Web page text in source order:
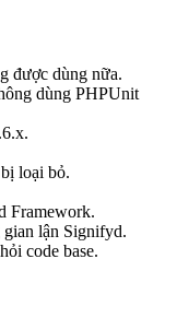
được dùng nữa.
dùng PHPUnit
loại bỏ.
Framework.
gian lận Signifyd.
code base.